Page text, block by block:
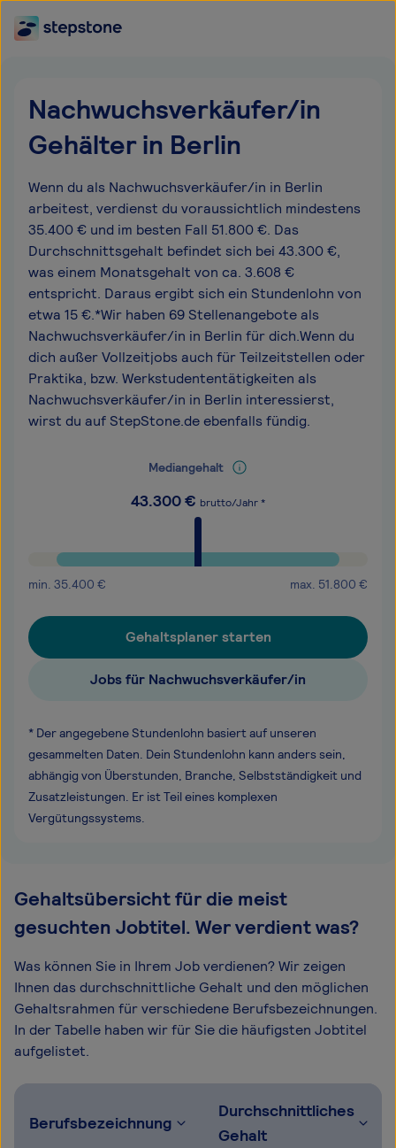
Nachwuchsverkäufer/in
Gehälter in Berlin
Wenn du als Nachwuchsverkäufer/in in Berlin
arbeitest, verdienst du voraussichtlich mindestens
35.400 € und im besten Fall 51.800 €. Das
Durchschnittsgehalt befindet sich bei 43.300 €,
was einem Monatsgehalt von ca. 3.608 €
entspricht. Daraus ergibt sich ein Stundenlohn von
etwa 15 €.*Wir haben 69 Stellenangebote als
Nachwuchsverkäufer/in in Berlin für dich.Wenn du
dich außer Vollzeitjobs auch für Teilzeitstellen oder
Praktika, bzw. Werkstudententätigkeiten als
Nachwuchsverkäufer/in in Berlin interessierst,
wirst du auf StepStone.de ebenfalls fündig.
Mediangehalt
43.300€ brutto/Jahr *
min. 35.400 € max. 51.800 €
Gehaltsplaner starten
Jobs für Nachwuchsverkäufer/in
* Der angegebene Stundenlohn basiert auf unseren
gesammelten Daten. Dein Stundenlohn kann anders sein,
abhängig von Überstunden, Branche, Selbstständigkeit und
Zusatzleistungen. Er ist Teil eines komplexen
Vergütungssystems.
Gehaltsübersicht für die meist
gesuchten Jobtitel. Wer verdient was?
Was können Sie in Ihrem Job verdienen? Wir zeigen
Ihnen das durchschnittliche Gehalt und den möglichen
Gehaltsrahmen für verschiedene Berufsbezeichnungen.
In der Tabelle haben wir für Sie die häufigsten Jobtitel
aufgelistet.
Berufsbezeichnung
Durchschnittliches
Gehalt